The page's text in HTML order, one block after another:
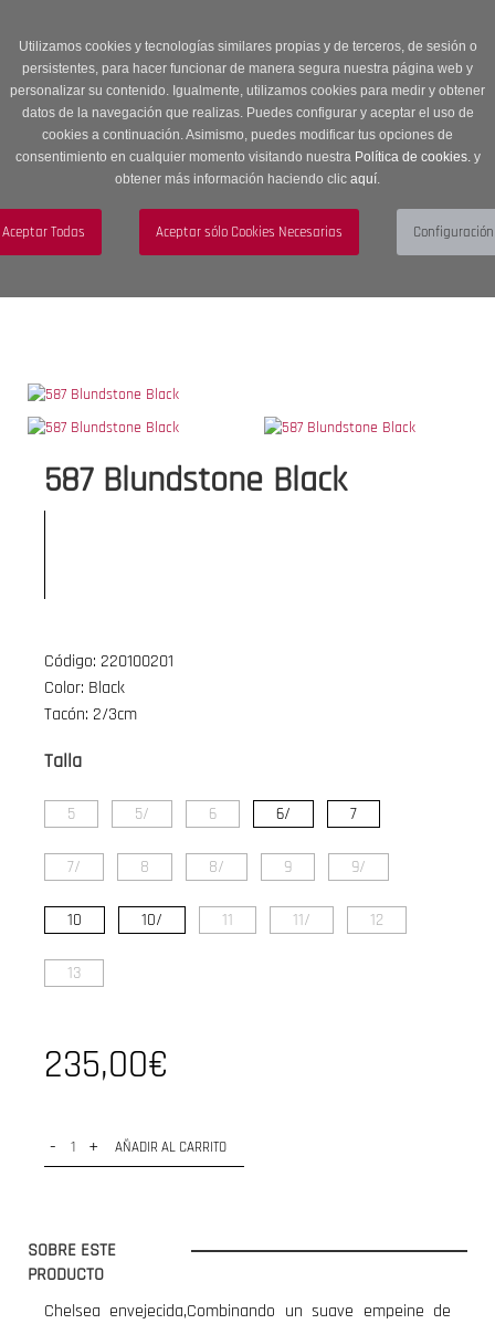
Utilizamos cookies y tecnologías similares propias y de terceros, de sesión o
persistentes, para hacer funcionar de manera segura nuestra página web y
personalizar su contenido. Igualmente, utilizamos cookies para medir y obtener
datos de la navegación que realizas. Puedes configurar y aceptar el uso de
cookies a continuación. Asimismo, puedes modificar tus opciones de
consentimiento en cualquier momento visitando nuestra Política de cookies.y
obtener más información haciendo clic aquí.
descuento en Sección OUTLET con código OUTLET20
navigation
Menú
587 Blundstone Black
Código: 220100201
Color: Black
Tacón: 2/3cm
Talla
5 5/ 6 6/ 7
7/ 8 8/ 9 9/
10 10/ 11 11/ 12
13
235,00€
- + AÑADIR AL CARRITO
SOBRE ESTE
PRODUCTO
Chelsea envejecida,Combinando un suave empeine de